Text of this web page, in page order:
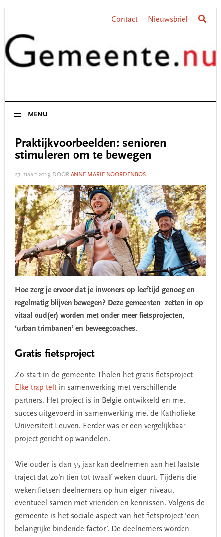
Skip
primary
navigation
Skip
content
Skip
primary
sidebar
Skip
footer
Contact Nieuwsbrief
MENU
Praktijkvoorbeelden: senioren
stimuleren om te bewegen
27 maart 2019 DOOR ANNE-MARIE NOORDENBOS
Hoe zorg je ervoor dat je inwoners op leeftijd genoeg en
regelmatig blijven bewegen? Deze gemeenten zetten in op
vitaal oud(er) worden met onder meer fietsprojecten,
‘urban trimbanen’ en beweegcoaches.
Gratis fietsproject
Zo start in de gemeente Tholen het gratis fietsproject
Elke trap teltin samenwerking met verschillende
partners. Het project is in België ontwikkeld en met
succes uitgevoerd in samenwerking met de Katholieke
Universiteit Leuven. Eerder was er een vergelijkbaar
project gericht op wandelen.
Wie ouder is dan 55 jaar kan deelnemen aan het laatste
traject dat zo’n tien tot twaalf weken duurt. Tijdens die
weken fietsen deelnemers op hun eigen niveau,
eventueel samen met vrienden en kennissen. Volgens de
gemeente is het sociale aspect van het fietsproject ‘een
belangrijke bindende factor’. De deelnemers worden